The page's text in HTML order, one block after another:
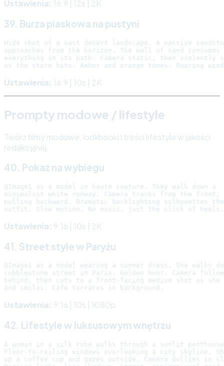
Ustawienia: 16:9 | 12s | 2K
39. Burza piaskowa na pustyni
Wide shot of a vast desert landscape. A massive
approaches from the horizon. The wall of sand consumes
everything in its path. Camera static, then violently
Ustawienia: 16:9 | 10s | 2K
Prompty modowe / lifestyle
Twórz filmy modowe, lookbooki i treści lifestyle w jakości
redakcyjnej.
40. Pokaz na wybiegu
@Image1 as a model in haute couture. They walk down a
minimalist white runway. Camera tracks from the front,
pulling backward. Dramatic backlighting silhouettes the
Ustawienia: 9:16 | 10s | 2K
41. Street style w Paryżu
@Image1 as a model wearing a summer dress. She walks
cobblestone street in Paris. Golden hour. Camera
behind, then cuts to a front-facing medium shot as she
Ustawienia: 9:16 | 10s | 1080p
42. Lifestyle w luksusowym wnętrzu
A woman in a silk robe walks through a sunlit
Floor-to-ceiling windows overlooking a city skyline.
up a coffee cup and gazes outside. Camera dollies in